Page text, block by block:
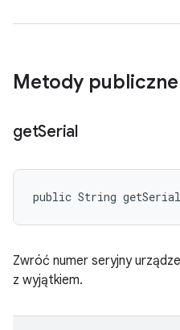
Metody publiczne
getSerial
public String
Zwróć numer seryjny
z wyjątkiem.